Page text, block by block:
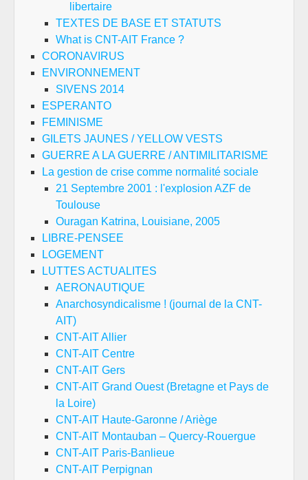
libertaire
TEXTES DE BASE ET STATUTS
What is CNT-AIT France ?
CORONAVIRUS
ENVIRONNEMENT
SIVENS 2014
ESPERANTO
FEMINISME
GILETS JAUNES / YELLOW VESTS
GUERRE A LA GUERRE / ANTIMILITARISME
La gestion de crise comme normalité sociale
21 Septembre 2001 : l'explosion AZF de
Toulouse
Ouragan Katrina, Louisiane, 2005
LIBRE-PENSEE
LOGEMENT
LUTTES ACTUALITES
AERONAUTIQUE
Anarchosyndicalisme ! (journal de la CNT-
AIT)
CNT-AIT Allier
CNT-AIT Centre
CNT-AIT Gers
CNT-AIT Grand Ouest (Bretagne et Pays de
la Loire)
CNT-AIT Haute-Garonne / Ariège
CNT-AIT Montauban – Quercy-Rouergue
CNT-AIT Paris-Banlieue
CNT-AIT Perpignan